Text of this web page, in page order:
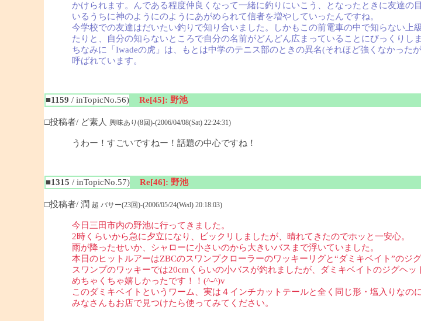
かけられます。んである程度仲良くなって一緒に釣りにいこう、となったときに友達
いるうちに神のようにのようにあがめられて信者を増やしていったんですね。
今学校での友達はだいたい釣りで知り合いました。しかもこの前電車の中で知らない
たりと、自分の知らないところで自分の名前がどんどん広まっていることにびっくりしま
ちなみに「Iwadeの虎」は、もとは中学のテニス部のときの異名(それほど強くなかっ
呼ばれています。
■1159 / inTopicNo.56)
Re[45]: 野池
□投稿者/ ど素人 興味あり(8回)-(2006/04/08(Sat) 22:24:31)
うわー！すごいですねー！話題の中心ですね！
■1315 / inTopicNo.57)
Re[46]: 野池
□投稿者/ 潤 超 バサー(23回)-(2006/05/24(Wed) 20:18:03)
今日三田市内の野池に行ってきました。
2時くらいから急に夕立になり、ビックリしましたが、晴れてきたのでホッと一安心。
雨が降ったせいか、シャローに小さいのから大きいバスまで浮いていました。
本日のヒットルアーはZBCのスワンプクローラーのワッキーリグと“ダミキベイト”のジ
スワンプのワッキーでは20cmくらいの小バスが釣れましたが、ダミキベイトのジグヘッ
めちゃくちゃ嬉しかったです！！(^-^)v
このダミキベイトというワーム、実は４インチカットテールと全く同じ形・塩入りなの
みなさんもお店で見つけたら使ってみてください。